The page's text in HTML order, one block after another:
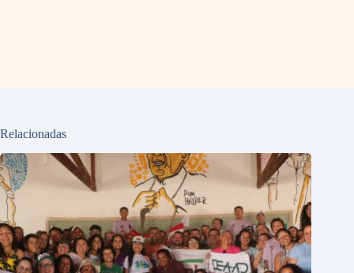
Relacionadas